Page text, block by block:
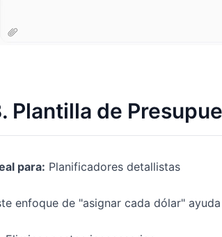
Plantilla de
para: Planificadores detallistas
enfoque de "asignar cada dólar" ayuda